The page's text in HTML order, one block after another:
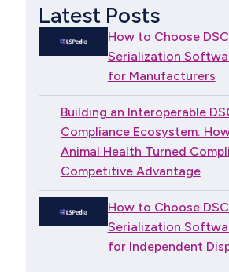
Latest Posts
How to Choose
Serialization
for Manufacturers
Building an Interoperable
Compliance Ecosystem:
Animal Health Turned
Competitive Advantage
How to Choose
Serialization
for Independent